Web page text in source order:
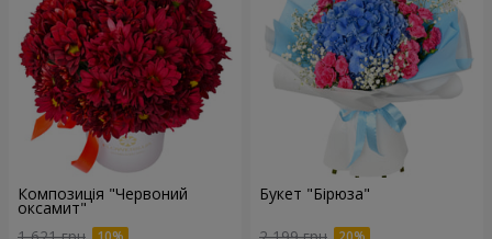
Композиція "Червоний
оксамит"
Букет "Бірюза"